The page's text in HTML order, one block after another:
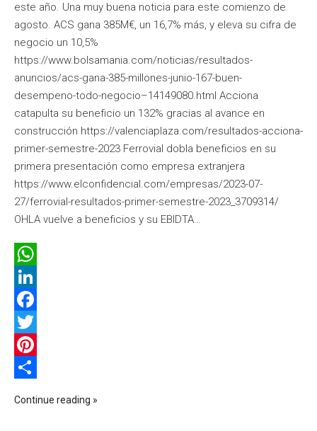
este año. Una muy buena noticia para este comienzo de
agosto. ACS gana 385M€, un 16,7% más, y eleva su cifra de
negocio un 10,5%
https://www.bolsamania.com/noticias/resultados-
anuncios/acs-gana-385-millones-junio-167-buen-
desempeno-todo-negocio–14149080.html Acciona
catapulta su beneficio un 132% gracias al avance en
construcción https://valenciaplaza.com/resultados-acciona-
primer-semestre-2023 Ferrovial dobla beneficios en su
primera presentación como empresa extranjera
https://www.elconfidencial.com/empresas/2023-07-
27/ferrovial-resultados-primer-semestre-2023_3709314/
OHLA vuelve a beneficios y su EBIDTA…
WhatsApp
LinkedIn
Facebook
Twitter
Pinterest
Continue reading